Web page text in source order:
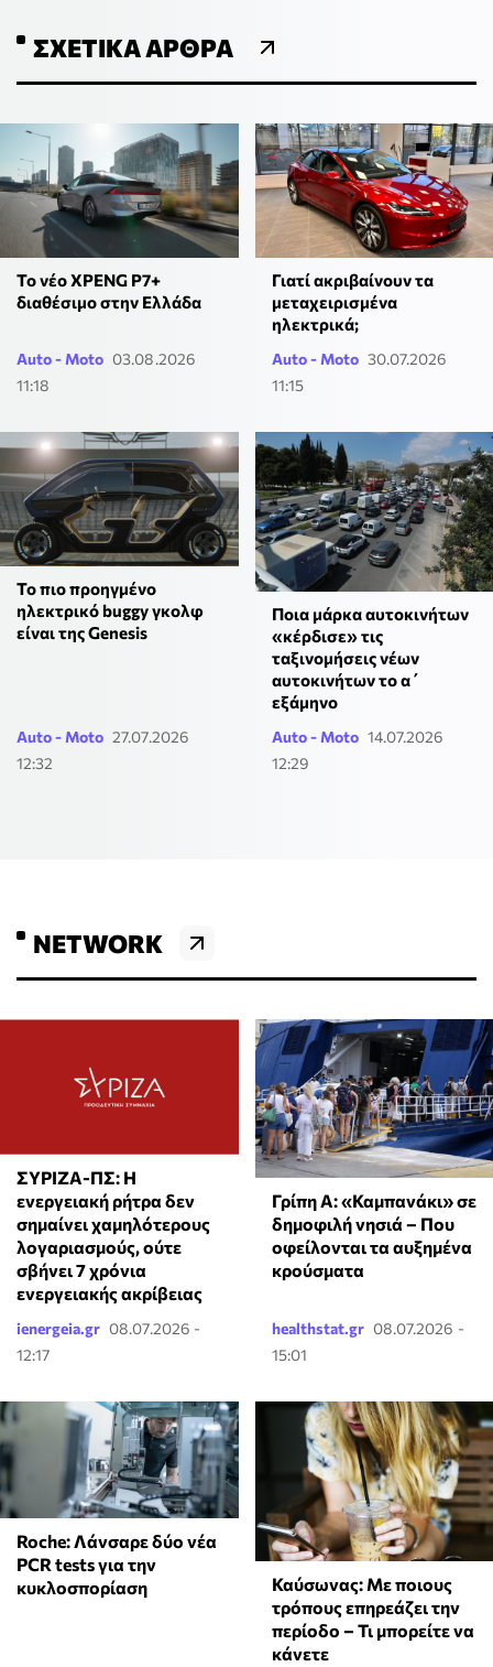
ΣΧΕΤΙΚΆ ΆΡΘΡΑ
Το νέο XPENG P7+
διαθέσιμο στην Ελλάδα
Auto - Moto 03.08.2026
11:18
Γιατί ακριβαίνουν τα
μεταχειρισμένα
ηλεκτρικά;
Auto - Moto 30.07.2026
11:15
Το πιο προηγμένο
ηλεκτρικό buggy γκολφ
είναι της Genesis
Auto - Moto 27.07.2026
12:32
Ποια μάρκα αυτοκινήτων
«κέρδισε» τις
ταξινομήσεις νέων
αυτοκινήτων το α΄
εξάμηνο
Auto - Moto 14.07.2026
12:29
NETWORK
ΣΥΡΙΖΑ-ΠΣ: Η
ενεργειακή ρήτρα δεν
σημαίνει χαμηλότερους
λογαριασμούς, ούτε
σβήνει 7 χρόνια
ενεργειακής ακρίβειας
ienergeia.gr 08.07.2026 -
12:17
Γρίπη Α: «Καμπανάκι» σε
δημοφιλή νησιά – Που
οφείλονται τα αυξημένα
κρούσματα
healthstat.gr 08.07.2026 -
15:01
Roche: Λάνσαρε δύο νέα
PCR tests για την
κυκλοσπορίαση
Καύσωνας: Με ποιους
τρόπους επηρεάζει την
περίοδο – Τι μπορείτε να
κάνετε